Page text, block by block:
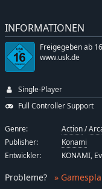
INFORMATIONEN
Freigegeben ab
www.usk.de
Single-Player
Full Controller Support
Genre: Action/
Publisher:
Konami
Entwickler:
KONAMI,
Probleme? »